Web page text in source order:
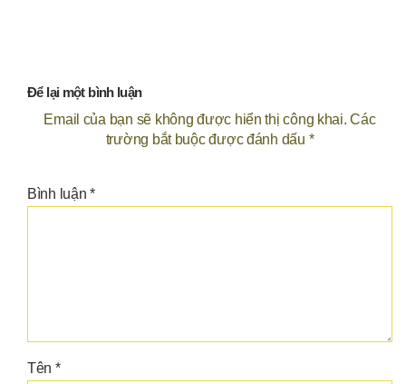
Để lại một bình luận
Email của bạn sẽ không được hiển thị công khai. Các
trường bắt buộc được đánh dấu *
Bình luận*
Tên *